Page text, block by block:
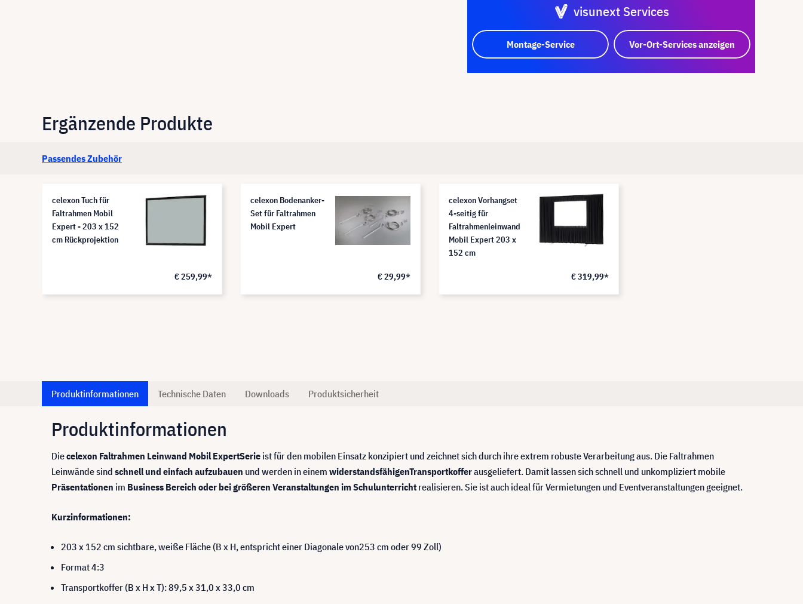
visunext Services
Montage-Service Vor-Ort-Services anzeigen
Ergänzende Produkte
Passendes Zubehör
celexon Tuch für
Faltrahmen Mobil
Expert - 203 x 152
cm Rückprojektion
€ 259,99*
celexon Bodenanker-
Set für Faltrahmen
Mobil Expert
€ 29,99*
celexon Vorhangset
4-seitig für
Faltrahmenleinwand
Mobil Expert 203 x
152 cm
€ 319,99*
Produktinformationen Technische Daten Downloads Produktsicherheit
Produktinformationen
Diecelexon Faltrahmen Leinwand Mobil ExpertSerie ist für den mobilen Einsatz konzipiert und zeichnet sich durch ihre extrem robuste Verarbeitung aus. Die Faltrahmen
Leinwände sind schnell und einfach aufzubauen und werden in einem widerstandsfähigenTransportkofferausgeliefert. Damit lassen sich schnell und unkompliziert mobile
Präsentationen im Business Bereich oder bei größeren Veranstaltungen im Schulunterricht realisieren. Sie ist auch ideal für Vermietungen und Eventveranstaltungen geeignet.
Kurzinformationen:
203 x 152 cm sichtbare, weiße Fläche (B x H, entspricht einer Diagonale von253 cm oder 99 Zoll)
Format 4:3
Transportkoffer (B x H x T): 89,5 x 31,0 x 33,0 cm